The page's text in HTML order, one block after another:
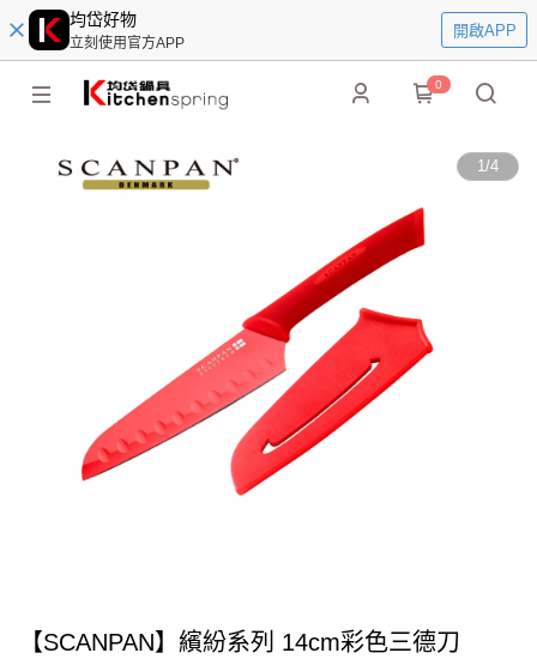
均岱好物
立刻使用官方APP
開啟APP
0
1/4
【SCANPAN】繽紛系列 14cm彩色三德刀